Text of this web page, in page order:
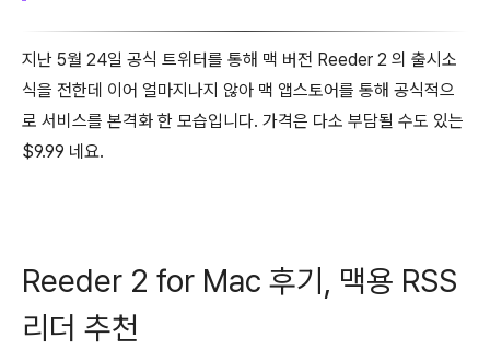
지난 5월 24일 공식 트위터를 통해 맥 버전 Reeder 2 의 출시소
식을 전한데 이어 얼마지나지 않아 맥 앱스토어를 통해 공식적으
로 서비스를 본격화 한 모습입니다. 가격은 다소 부담될 수도 있는
$9.99 네요.
Reeder 2 for Mac 후기, 맥용 RSS
리더 추천